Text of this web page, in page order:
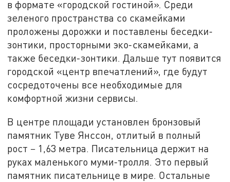
в формате «городской гостиной». Среди
зеленого пространства со скамейками
проложены дорожки и поставлены беседки-
зонтики, просторными эко-скамейками, а
также беседки-зонтики. Дальше тут появится
городской «центр впечатлений», где будут
сосредоточены все необходимые для
комфортной жизни сервисы.
В центре площади установлен бронзовый
памятник Туве Янссон, отлитый в полный
рост − 1,63 метра. Писательница держит на
руках маленького муми-тролля. Это первый
памятник писательнице в мире. Остальные